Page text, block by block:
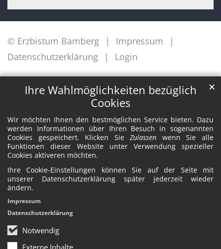
Ihre Wahlmöglichkeiten bezüglich
Cookies
Wir möchten Ihnen den bestmöglichen Service bieten. Dazu
werden Informationen über Ihren Besuch in sogenannten
Cookies gespeichert. Klicken SieZulassen wenn Sie alle
Funktionen dieser Website unter Verwendung spezieller
Cookies aktiveren möchten.
Ihre Cookie-Einstellungen können Sie auf der Seite mit
unserer Datenschutzerklärung später jederzeit wieder
ändern.
Notwendig
✕
Impressum
Datenschutzerklärung
© Erzbistum Bamberg
Impressum
Datenschutzerklärung
Login